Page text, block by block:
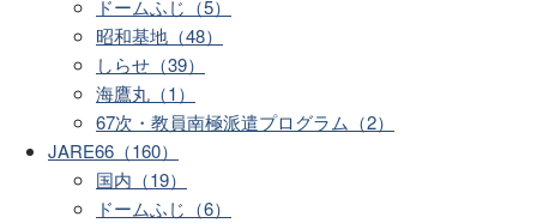
ドームふじ（5）
昭和基地（48）
しらせ（39）
海鷹丸（1）
67次・教員南極派遣プログラム（2）
JARE66（160）
国内（19）
ドームふじ（6）